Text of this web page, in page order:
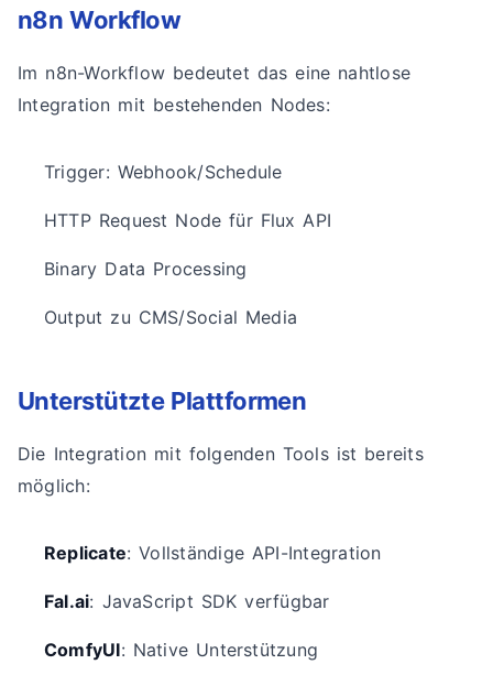
n8n Workflow
Im n8n-Workflow bedeutet das eine nahtlose
Integration mit bestehenden Nodes:
Trigger: Webhook/Schedule
HTTP Request Node für Flux API
Binary Data Processing
Output zu CMS/Social Media
Unterstützte Plattformen
Die Integration mit folgenden Tools ist bereits
möglich:
Replicate: Vollständige API-Integration
Fal.ai: JavaScript SDK verfügbar
ComfyUI: Native Unterstützung